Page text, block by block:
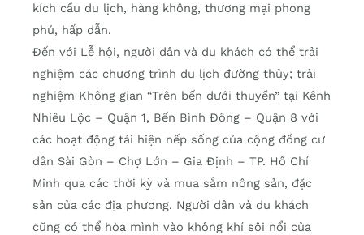
kích cầu du lịch, hàng không, thương mại phong
phú, hấp dẫn.
Đến với Lễ hội, người dân và du khách có thể trải
nghiệm các chương trình du lịch đường thủy; trải
nghiệm Không gian “Trên bến dưới thuyền” tại Kênh
Nhiêu Lộc – Quận 1, Bến Bình Đông – Quận 8 với
các hoạt động tái hiện nếp sống của cộng đồng cư
dân Sài Gòn – Chợ Lớn – Gia Định – TP. Hồ Chí
Minh qua các thời kỳ và mua sắm nông sản, đặc
sản của các địa phương. Người dân và du khách
cũng có thể hòa mình vào không khí sôi nổi của